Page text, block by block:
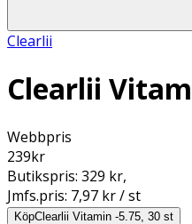
Clearlii
Clearlii
Webbpris
239kr
Butikspris: 329 kr,
Jmfs.pris: 7,97 kr / st
KöpClearlii Vitamin -5.75, 30 st